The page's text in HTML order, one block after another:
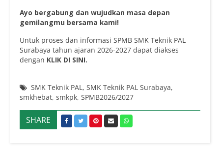
Ayo bergabung dan wujudkan masa depan
gemilangmu bersama kami!
Untuk proses dan informasi SPMB SMK Teknik PAL
Surabaya tahun ajaran 2026-2027 dapat diakses
dengan KLIK DI SINI.
SMK Teknik PAL, SMK Teknik PAL Surabaya,
smkhebat, smkpk, SPMB2026/2027
SHARE